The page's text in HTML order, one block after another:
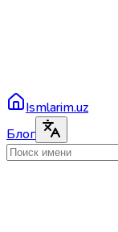
Ismlarim.uz
Блог